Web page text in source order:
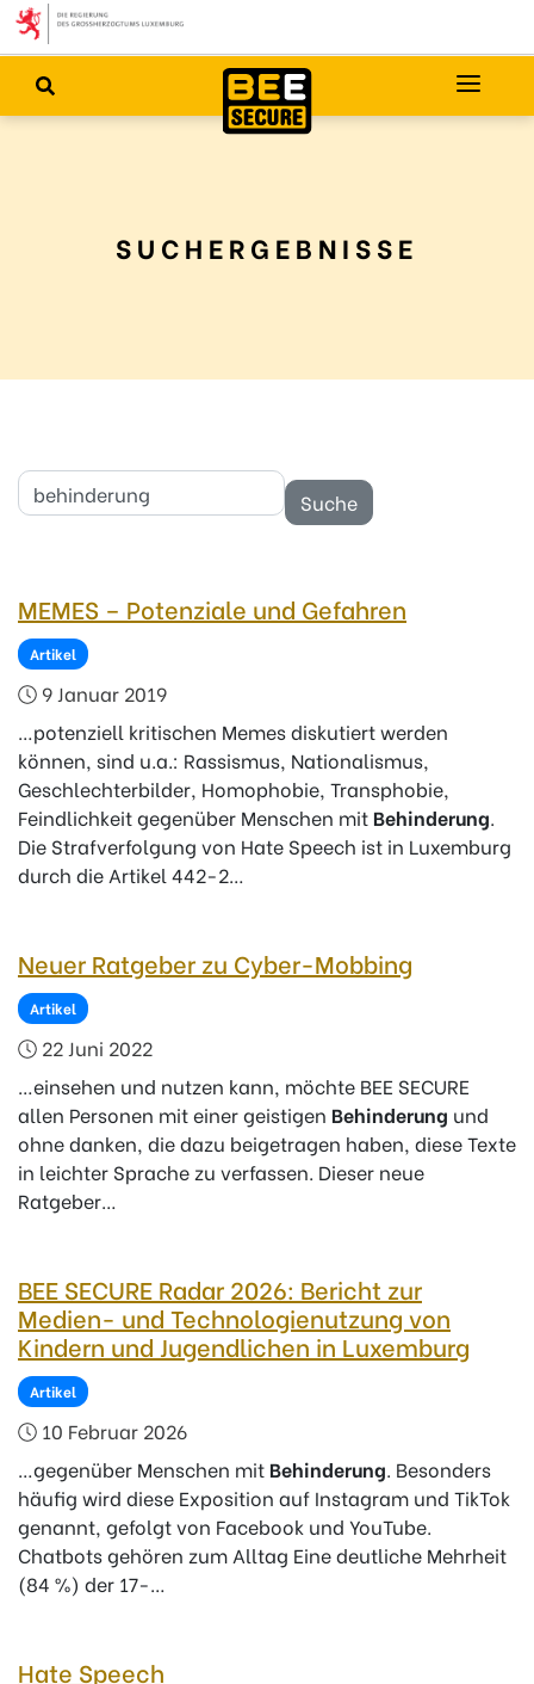
SUCHERGEBNISSE
Suchen nach:
MEMES – Potenziale und Gefahren
Artikel
9 Januar 2019
…potenziell kritischen Memes diskutiert werden
können, sind u.a.: Rassismus, Nationalismus,
Geschlechterbilder, Homophobie, Transphobie,
Feindlichkeit gegenüber Menschen mit Behinderung.
Die Strafverfolgung von Hate Speech ist in Luxemburg
durch die Artikel 442-2…
Neuer Ratgeber zu Cyber-Mobbing
Artikel
22 Juni 2022
…einsehen und nutzen kann, möchte BEE SECURE
allen Personen mit einer geistigen Behinderung und
ohne danken, die dazu beigetragen haben, diese Texte
in leichter Sprache zu verfassen. Dieser neue
Ratgeber…
BEE SECURE Radar 2026: Bericht zur
Medien- und Technologienutzung von
Kindern und Jugendlichen in Luxemburg
Artikel
10 Februar 2026
…gegenüber Menschen mit Behinderung. Besonders
häufig wird diese Exposition auf Instagram und TikTok
genannt, gefolgt von Facebook und YouTube.
Chatbots gehören zum Alltag Eine deutliche Mehrheit
(84 %) der 17-…
Hate Speech